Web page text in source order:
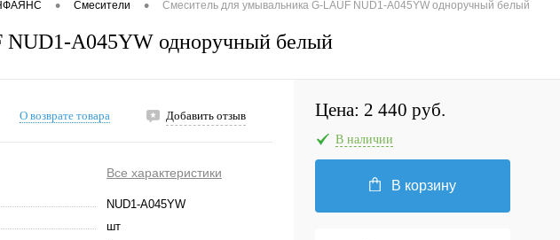
• Смесители • Смеситель для умывальника G-LAUF NUD1-A045YW одноручный белый
NUD1-A045YW одноручный белый
О возврате товара Добавить отзыв
Все характеристики
NUD1-A045YW
шт
Цена: 2 440 руб.
В наличии
В корзину